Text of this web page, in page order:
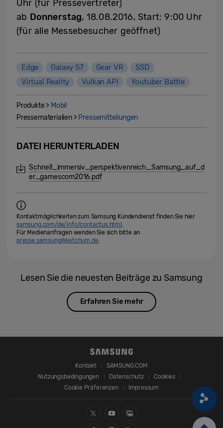
Uhr (für Pressevertreter)
ab Donnerstag, 18.08.2016, Start: 9:00 Uhr
(für alle Messebesucher geöffnet)
Edge Galaxy S7 Gear VR
SSD
Virtual Reality
Vulkan API Youtuber Battle
Produkte > Mobil
Pressematerialien > Pressemitteilungen
DATEI HERUNTERLADEN
Schnell_immersiv_perspektivenreich_Samsung_auf_d
er_gamescom2016.pdf
Kontaktmöglichkeiten zum Samsung Kundendienst finden Sie hier
samsung.com/de/info/contactus.html.
Für Medienanfragen wenden Sie sich bitte an
presse.samsung@ketchum.de.
Lesen Sie die neuesten Beiträge zu Samsung
Erfahren Sie mehr
Kontakt
SAMSUNG.COM
Nutzungsbedingungen
Datenschutz
Cookies
Cookie Präferenzen
Impressum